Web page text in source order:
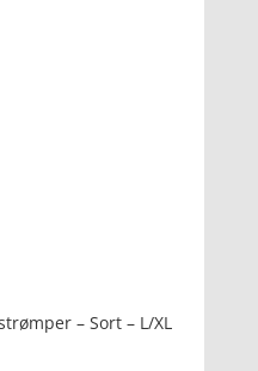
– Sort – L/XL